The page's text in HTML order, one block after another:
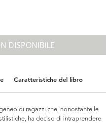
DISPONIBILE
Caratteristiche del libro
di ragazzi che, nonostante le
ha deciso di intraprendere